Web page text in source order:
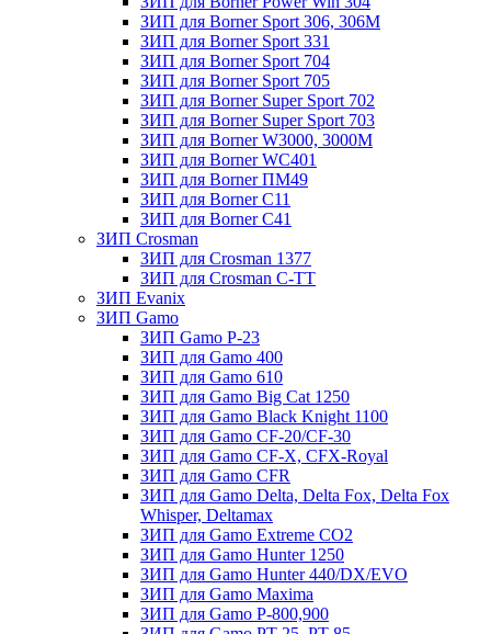
ЗИП для Borner Sport 306, 306M
ЗИП для Borner Sport 331
ЗИП для Borner Sport 704
ЗИП для Borner Sport 705
ЗИП для Borner Super Sport 702
ЗИП для Borner Super Sport 703
ЗИП для Borner W3000, 3000М
ЗИП для Borner WC401
ЗИП для Borner ПМ49
ЗИП для Borner С11
ЗИП для Borner С41
ЗИП Crosman
ЗИП для Crosman 1377
ЗИП для Crosman C-TT
ЗИП Evanix
ЗИП Gamo
ЗИП Gamo P-23
ЗИП для Gamo 400
ЗИП для Gamo 610
ЗИП для Gamo Big Cat 1250
ЗИП для Gamo Black Knight 1100
ЗИП для Gamo CF-20/CF-30
ЗИП для Gamo CF-X, CFX-Royal
ЗИП для Gamo CFR
ЗИП для Gamo Delta, Delta Fox, Delta Fox
Whisper, Deltamax
ЗИП для Gamo Extreme CO2
ЗИП для Gamo Hunter 1250
ЗИП для Gamo Hunter 440/DX/EVO
ЗИП для Gamo Maxima
ЗИП для Gamo P-800,900